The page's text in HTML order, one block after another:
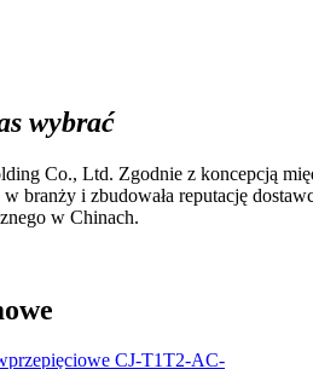
wybrać
Co., Ltd. Zgodnie z koncepcją
branży i zbudowała reputację
w Chinach.